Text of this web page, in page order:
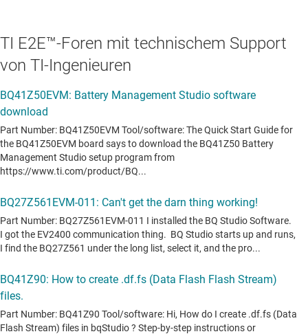
TI E2E™-Foren mit technischem Support
von TI-Ingenieuren